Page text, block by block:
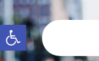
Abrir barra de